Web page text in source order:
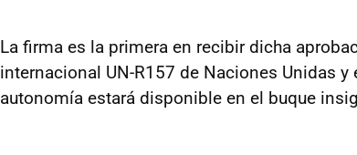
La firma es la primera en recibir dicha
internacional UN-R157 de Naciones Unidas
autonomía estará disponible en el buque